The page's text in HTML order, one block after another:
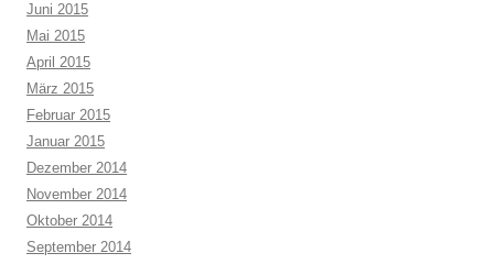
Juni 2015
Mai 2015
April 2015
März 2015
Februar 2015
Januar 2015
Dezember 2014
November 2014
Oktober 2014
September 2014